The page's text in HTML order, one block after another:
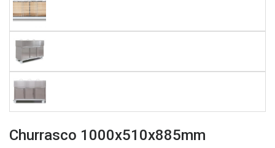
Churrasco 1000x510x885mm